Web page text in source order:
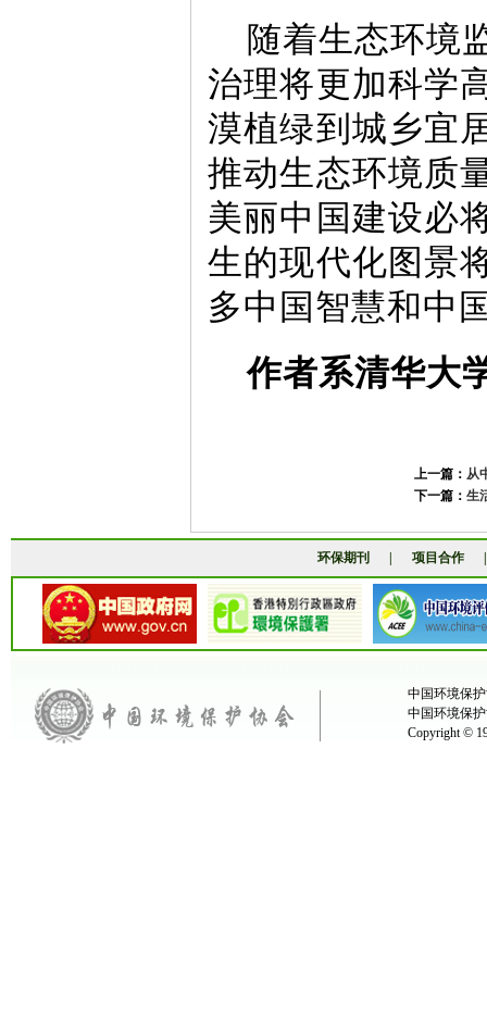
随着生态环境
治理将更加科学
漠植绿到城乡宜
推动生态环境质
美丽中国建设必
生的现代化图景
多中国智慧和中
作者系清华大
上一篇： 从
下一篇： 生
环保期刊 项目合作
中国环境保
中国环境保
Copyright ©